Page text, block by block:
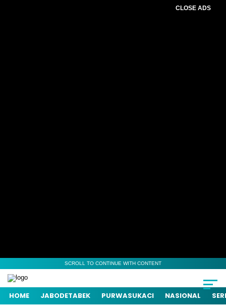
CLOSE ADS
SCROLL TO CONTINUE WITH CONTENT
HOME JABODETABEK PURWASUKACI NASIONAL